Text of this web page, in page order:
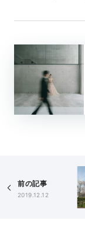
前の記事
2019.12.12